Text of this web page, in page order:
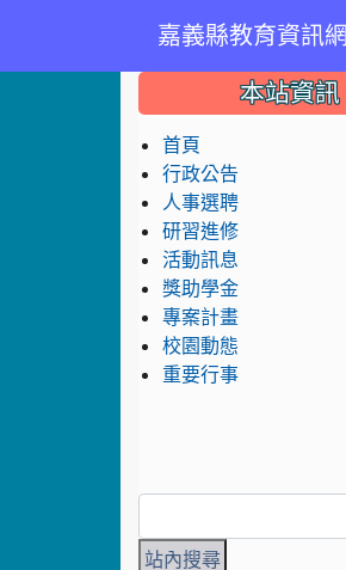
嘉義縣教育資訊網
::: 本站資訊
首頁
行政公告
人事選聘
研習進修
活動訊息
獎助學金
專案計畫
校園動態
重要行事